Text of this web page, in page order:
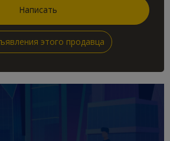
Написать
этого продавца